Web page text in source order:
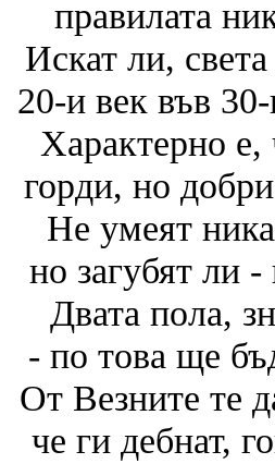
правилата
Искат ли,
20-и век във
Характерно е,
горди, но
Не умеят
но загубят ли -
Двата пола,
- по това ще
От Везните те
че ги дебнат,